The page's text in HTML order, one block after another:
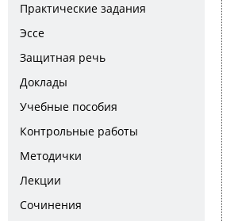
Практические задания
Эссе
Защитная речь
Доклады
Учебные пособия
Контрольные работы
Методички
Лекции
Сочинения